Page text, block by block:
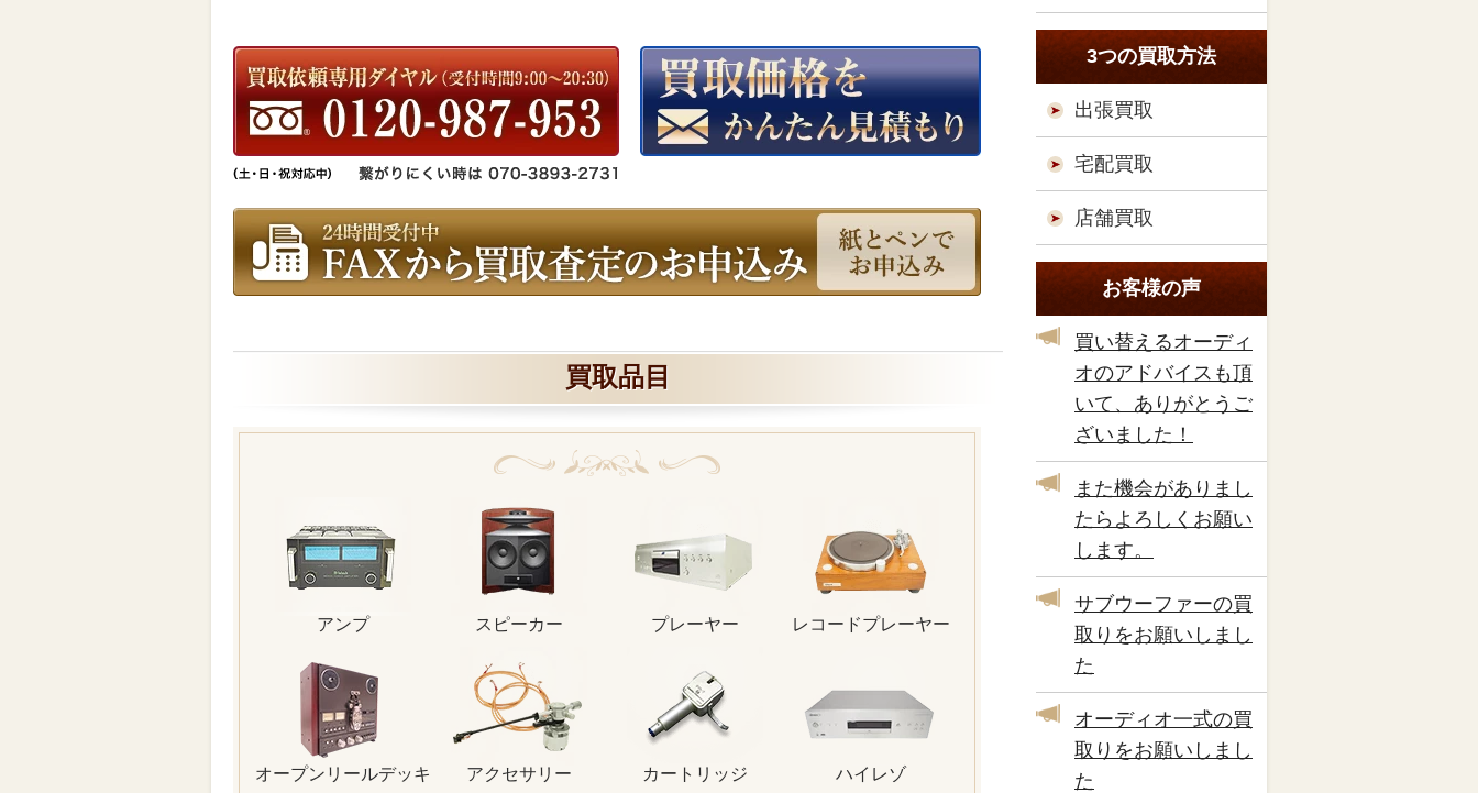
買取品目
アンプ スピーカー プレーヤー レコードプレーヤー
オープンリールデッキ アクセサリー カートリッジ ハイレゾ
3つの買取方法
出張買取
宅配買取
店舗買取
お客様の声
買い替えるオーディ
オのアドバイスも頂
いて、ありがとうご
ざいました！
また機会がありまし
たらよろしくお願い
します。
サブウーファーの買
取りをお願いしまし
た
オーディオ一式の買
取りをお願いしまし
た